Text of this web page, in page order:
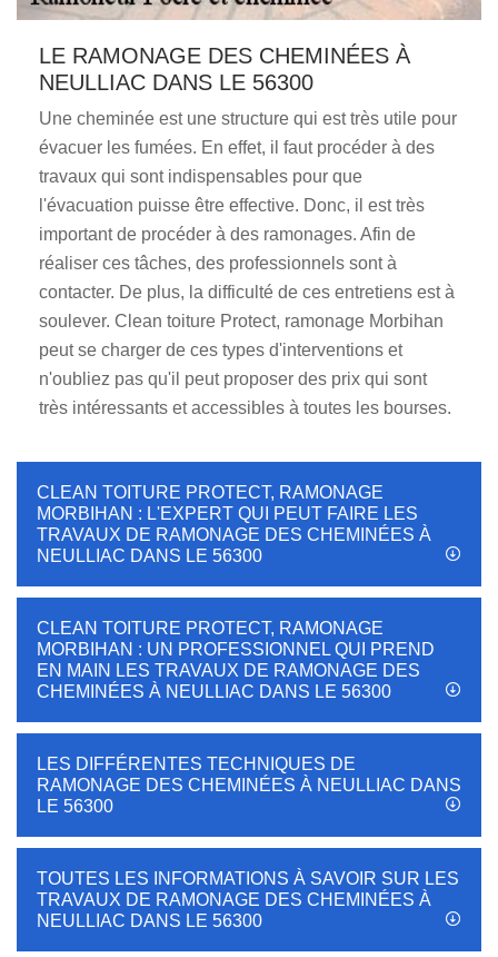
LE RAMONAGE DES CHEMINÉES À
NEULLIAC DANS LE 56300
Une cheminée est une structure qui est très utile pour
évacuer les fumées. En effet, il faut procéder à des
travaux qui sont indispensables pour que
l'évacuation puisse être effective. Donc, il est très
important de procéder à des ramonages. Afin de
réaliser ces tâches, des professionnels sont à
contacter. De plus, la difficulté de ces entretiens est à
soulever. Clean toiture Protect, ramonage Morbihan
peut se charger de ces types d'interventions et
n'oubliez pas qu'il peut proposer des prix qui sont
très intéressants et accessibles à toutes les bourses.
CLEAN TOITURE PROTECT, RAMONAGE
MORBIHAN : L'EXPERT QUI PEUT FAIRE LES
TRAVAUX DE RAMONAGE DES CHEMINÉES À
NEULLIAC DANS LE 56300
CLEAN TOITURE PROTECT, RAMONAGE
MORBIHAN : UN PROFESSIONNEL QUI PREND
EN MAIN LES TRAVAUX DE RAMONAGE DES
CHEMINÉES À NEULLIAC DANS LE 56300
LES DIFFÉRENTES TECHNIQUES DE
RAMONAGE DES CHEMINÉES À NEULLIAC DANS
LE 56300
TOUTES LES INFORMATIONS À SAVOIR SUR LES
TRAVAUX DE RAMONAGE DES CHEMINÉES À
NEULLIAC DANS LE 56300